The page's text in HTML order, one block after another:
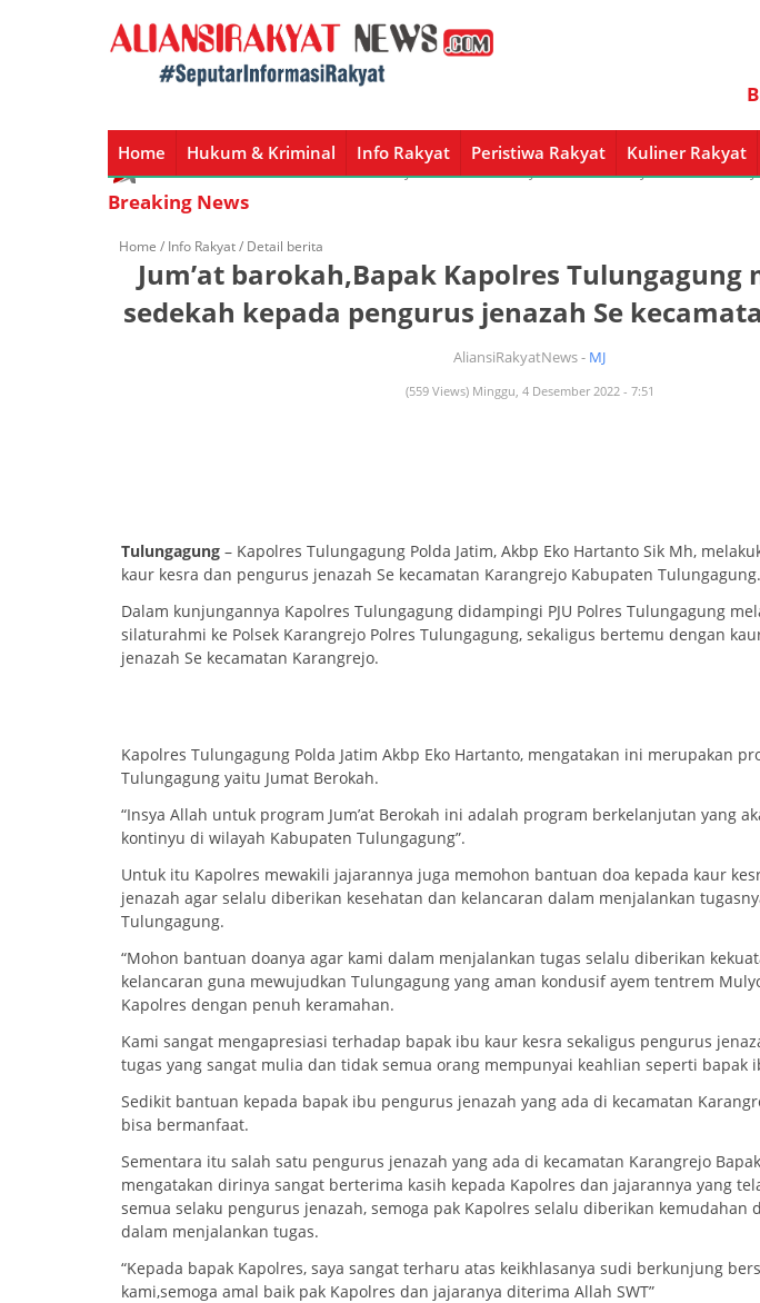
Home Hukum & Kriminal Info Rakyat Peristiwa Rakyat Kuliner Rakyat
Home Hukum & Kriminal Info Rakyat Peristiwa Rakyat Kuliner Rakyat Wisata
Breaking News
Home / Info Rakyat/ Detail berita
Jum’at barokah,Bapak Kapolres Tulungagung
sedekah kepada pengurus jenazah Se
AliansiRakyatNews - MJ
(559 Views) Minggu, 4 Desember 2022 - 7:51
Tulungagung – Kapolres Tulungagung Polda Jatim, Akbp Eko Hartanto Sik Mh,
kaur kesra dan pengurus jenazah Se kecamatan Karangrejo Kabupaten
Dalam kunjungannya Kapolres Tulungagung didampingi PJU Polres Tulungagung
silaturahmi ke Polsek Karangrejo Polres Tulungagung, sekaligus bertemu dengan
jenazah Se kecamatan Karangrejo.
Kapolres Tulungagung Polda Jatim Akbp Eko Hartanto, mengatakan ini merupakan
Tulungagung yaitu Jumat Berokah.
“Insya Allah untuk program Jum’at Berokah ini adalah program berkelanjutan yang
kontinyu di wilayah Kabupaten Tulungagung”.
Untuk itu Kapolres mewakili jajarannya juga memohon bantuan doa kepada kaur
jenazah agar selalu diberikan kesehatan dan kelancaran dalam menjalankan
Tulungagung.
“Mohon bantuan doanya agar kami dalam menjalankan tugas selalu diberikan
kelancaran guna mewujudkan Tulungagung yang aman kondusif ayem tentrem
Kapolres dengan penuh keramahan.
Kami sangat mengapresiasi terhadap bapak ibu kaur kesra sekaligus pengurus
tugas yang sangat mulia dan tidak semua orang mempunyai keahlian seperti bapak
Sedikit bantuan kepada bapak ibu pengurus jenazah yang ada di kecamatan
bisa bermanfaat.
Sementara itu salah satu pengurus jenazah yang ada di kecamatan Karangrejo
mengatakan dirinya sangat berterima kasih kepada Kapolres dan jajarannya yang
semua selaku pengurus jenazah, semoga pak Kapolres selalu diberikan kemudahan
dalam menjalankan tugas.
“Kepada bapak Kapolres, saya sangat terharu atas keikhlasanya sudi berkunjung
kami,semoga amal baik pak Kapolres dan jajaranya diterima Allah SWT”